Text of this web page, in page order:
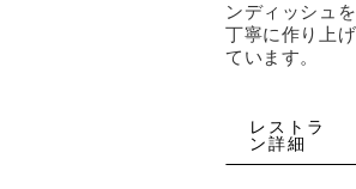
ンディッシュを
丁寧に作り上げ
ています。
レストラ
ン詳細